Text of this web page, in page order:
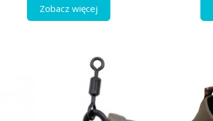
Zobacz więcej